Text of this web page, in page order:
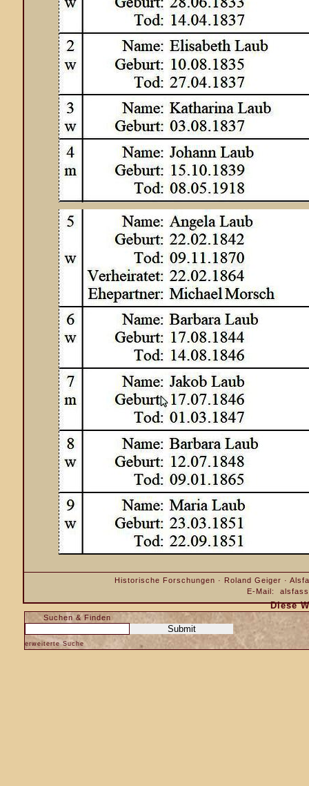
Historische Forschungen · Roland Geiger ·
E-Mail:
Diese
Suchen & Finden
erweiterte Suche